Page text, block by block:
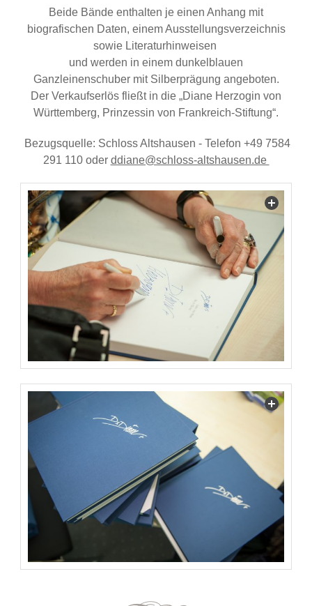
Beide Bände enthalten je einen Anhang mit
biografischen Daten, einem Ausstellungsverzeichnis
sowie Literaturhinweisen
und werden in einem dunkelblauen
Ganzleinenschuber mit Silberprägung angeboten.
Der Verkaufserlös fließt in die „Diane Herzogin von
Württemberg, Prinzessin von Frankreich-Stiftung“.
Bezugsquelle: Schloss Altshausen - Telefon +49 7584
291 110 oder ddiane@schloss-altshausen.de